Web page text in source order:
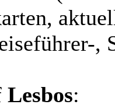
,
Lesbos: